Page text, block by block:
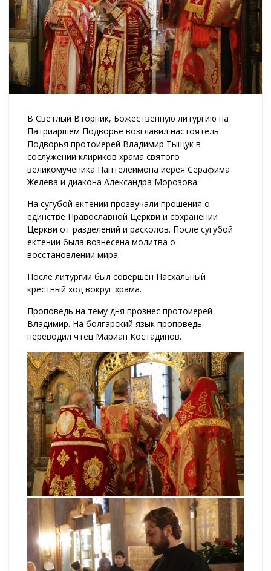
В Светлый Вторник, Божественную литургию на
Патриаршем Подворье возглавил настоятель
Подворья протоиерей Владимир Тыщук в
сослужении клириков храма святого
великомученика Пантелеимона иерея Серафима
Желева и диакона Александра Морозова.
На сугубой ектении прозвучали прошения о
единстве Православной Церкви и сохранении
Церкви от разделений и расколов. После сугубой
ектении была вознесена молитва о
восстановлении мира.
После литургии был совершен Пасхальный
крестный ход вокруг храма.
Проповедь на тему дня прознес протоиерей
Владимир. На болгарский язык проповедь
переводил чтец Мариан Костадинов.